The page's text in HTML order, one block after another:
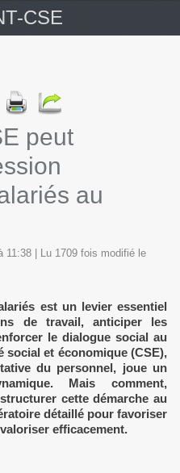
CSE
peut
au
11:38 | Lu 1709 fois modifié le
est un levier essentiel
de travail, anticiper les
le dialogue social au
social et économique (CSE),
du personnel, joue un
Mais comment,
cette démarche au
détaillé pour favoriser
efficacement.